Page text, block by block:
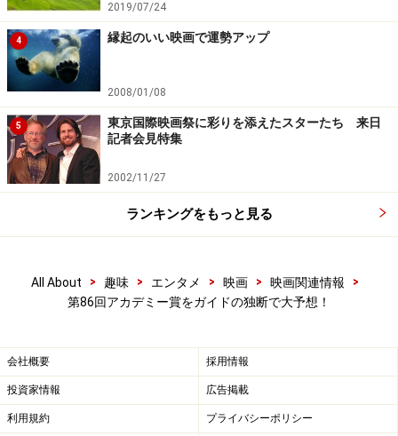
2019/07/24
4 縁起のいい映画で運勢アップ
2008/01/08
5
東京国際映画祭に彩りを添えたスターたち 来日
記者会見特集
2002/11/27
ランキングをもっと見る
All About > 趣味 > エンタメ > 映画 > 映画関連情報
>
第86回アカデミー賞をガイドの独断で大予想！
会社概要 採用情報
投資家情報 広告掲載
利用規約 プライバシーポリシー